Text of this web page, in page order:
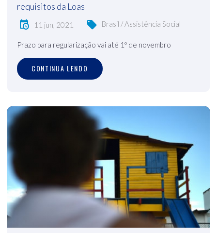
requisitos da Loas
11 jun, 2021 Brasil / Assistência Social
Prazo para regularização vai até 1º de novembro
CONTINUA LENDO